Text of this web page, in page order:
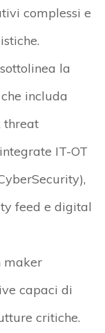
complessi e
.
la
che includa
threat
IT-OT
),
feed edigital
maker
capaci di
critiche.